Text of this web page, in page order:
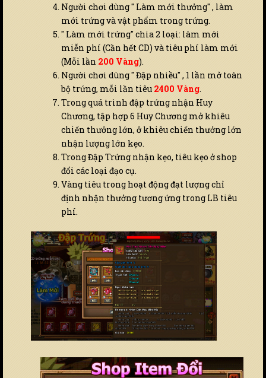
Người chơi dùng " Làm mới thưởng" , làm
mới trứng và vật phẩm trong trứng.
" Làm mới trứng" chia 2 loại: làm mới
miễn phí (Cần hết CD) và tiêu phí làm mới
(Mỗi lần 200 Vàng).
Người chơi dùng " Đập nhiều" , 1 lần mở toàn
bộ trứng, mỗi lần tiêu 2400 Vàng.
Trong quá trình đập trứng nhận Huy
Chương, tập hợp 6 Huy Chương mở khiêu
chiến thưởng lớn, ở khiêu chiến thưởng lớn
nhận lượng lớn kẹo.
Trong Đập Trứng nhận kẹo, tiêu kẹo ở shop
đổi các loại đạo cụ.
Vàng tiêu trong hoạt động đạt lượng chỉ
định nhận thưởng tương ứng trong LB tiêu
phí.